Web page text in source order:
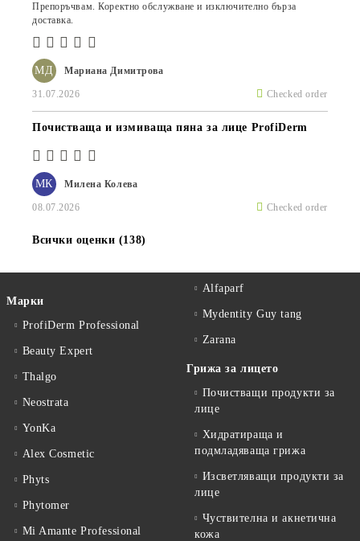
МД Мариана Димитрова
31.07.2026 Checked order
Препоръчвам. Коректно обслужване и изключително бърза
доставка.
МК Милена Колева
08.07.2026 Checked order
Почистваща и измиваща пяна за лице ProfiDerm
Всички оценки (138)
Марки
ProfiDerm Professional
Beauty Expert
Thalgo
Neostrata
YonKa
Alex Cosmetic
Phyts
Phytomer
Mi Amante Professional
Alfaparf
Mydentity Guy tang
Zarana
Грижа за лицето
Почистващи продукти за
лице
Хидратираща и
подмладяваща грижа
Изсветляващи продукти за
лице
Чуствителна и акнетична
кожа